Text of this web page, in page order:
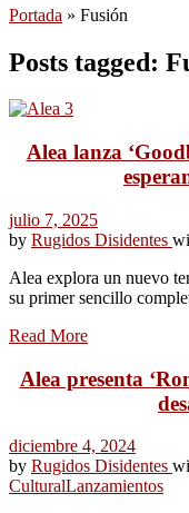
Portada » Fusión
Posts tagged:
Alea lanza
julio 7, 2025
by Rugidos Disidentes
Alea explora un nuevo
su primer sencillo
Read More
Alea presenta
diciembre 4, 2024
by Rugidos Disidentes
CulturalLanzamientos